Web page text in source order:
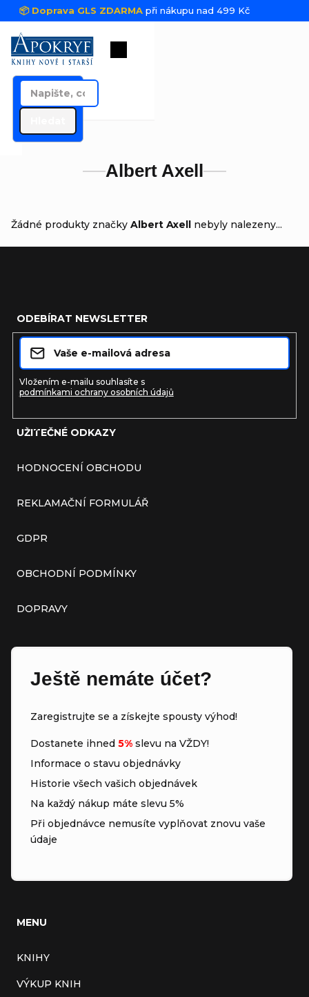
Přejít na obsah
📦 Doprava GLS ZDARMA při nákupu nad 499 Kč
Nákupní košík
Albert Axell
Žádné produkty značky Albert Axell nebyly nalezeny...
UŽITEČNÉ ODKAZY
HODNOCENÍ OBCHODU
REKLAMAČNÍ FORMULÁŘ
GDPR
OBCHODNÍ PODMÍNKY
DOPRAVY
Ještě nemáte účet?
Zaregistrujte se a získejte spousty výhod!
Dostanete ihned 5% slevu na VŽDY!
Informace o stavu objednávky
Historie všech vašich objednávek
Na každý nákup máte slevu 5%
Při objednávce nemusíte vyplňovat znovu vaše
údaje
MENU
KNIHY
VÝKUP KNIH
ODEBÍRAT NEWSLETTER
Vložením e-mailu souhlasíte s
podmínkami ochrany osobních údajů
Přihlásit se